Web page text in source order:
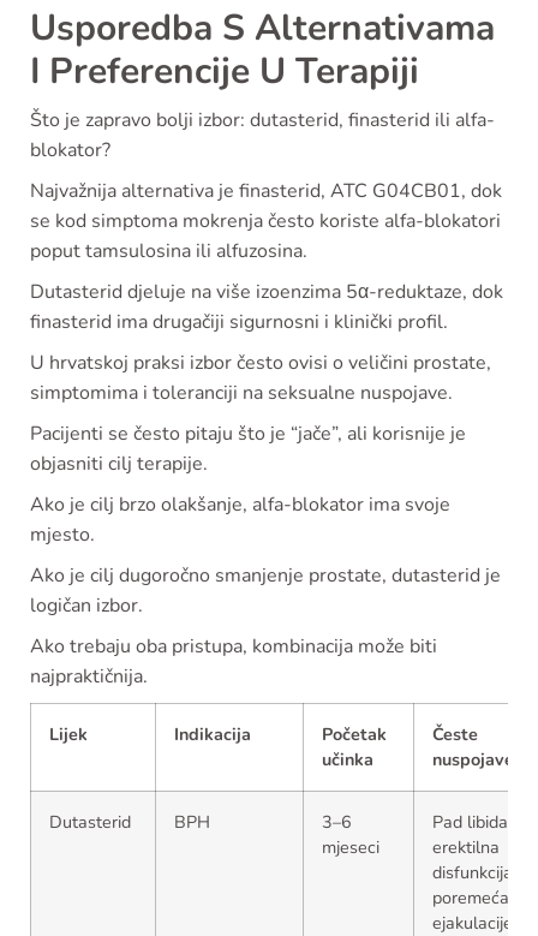
Usporedba S Alternativama
I Preferencije U Terapiji
Što je zapravo bolji izbor: dutasterid, finasterid ili alfa-
blokator?
Najvažnija alternativa je finasterid, ATC G04CB01, dok
se kod simptoma mokrenja često koriste alfa-blokatori
poput tamsulosina ili alfuzosina.
Dutasterid djeluje na više izoenzima 5α-reduktaze, dok
finasterid ima drugačiji sigurnosni i klinički profil.
U hrvatskoj praksi izbor često ovisi o veličini prostate,
simptomima i toleranciji na seksualne nuspojave.
Pacijenti se često pitaju što je “jače”, ali korisnije je
objasniti cilj terapije.
Ako je cilj brzo olakšanje, alfa-blokator ima svoje
mjesto.
Ako je cilj dugoročno smanjenje prostate, dutasterid je
logičan izbor.
Ako trebaju oba pristupa, kombinacija može biti
najpraktičnija.
Lijek Indikacija
Početak
učinka
Česte
nuspojave
Dutasterid BPH
3–6
mjeseci
Pad libida,
erektilna
disfunkcija,
poremećaj
ejakulacije